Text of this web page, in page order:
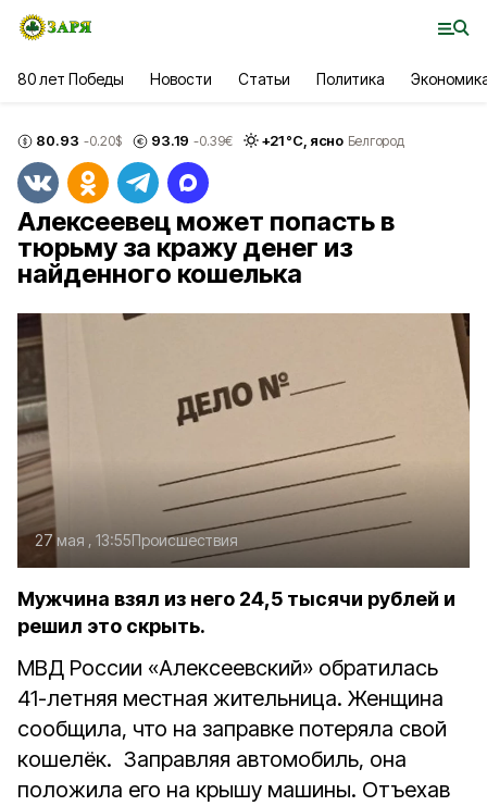
80 лет Победы Новости Статьи Политика
80.93 -0.20$ 93.19 -0.39€ +21°С, ясно Белгород
Алексеевец может попасть в
тюрьму за кражу денег из
найденного кошелька
27 мая , 13:55Происшествия
Мужчина взял из него 24,5 тысячи рублей и
решил это скрыть.
МВД России «Алексеевский» обратилась
41-летняя местная жительница. Женщина
сообщила, что на заправке потеряла свой
кошелёк. Заправляя автомобиль, она
положила его на крышу машины. Отъехав